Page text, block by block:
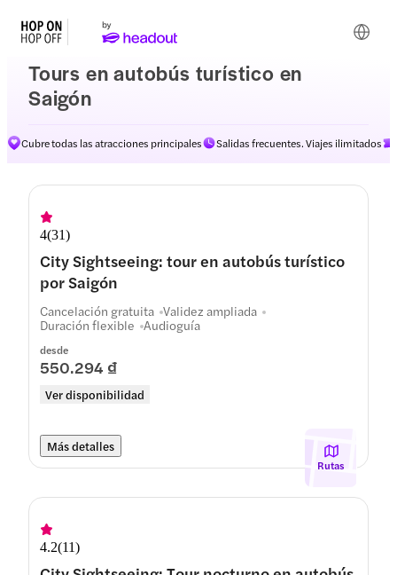
Tours en autobús turístico en
Saigón
Cubre todas las atracciones principales Salidas frecuentes. Viajes ilimitados
Rutas
4(31)
City Sightseeing: tour en autobús turístico
por Saigón
desde
550.294 ₫
Ver disponibilidad
Cancelación gratuita Validez ampliada
Duración flexible Audioguía
Más detalles
Rutas
4.2(11)